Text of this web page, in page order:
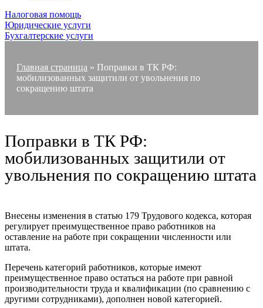
Налоговая помощь
Юридические услуги
Бухгалтерские услуги
Главная страница » Поправки в ТК РФ:
мобилизованных защитили от увольнения по
сокращению штата
Поправки в ТК РФ:
мобилизованных защитили от
увольнения по сокращению штата
Внесены изменения в статью 179 Трудового кодекса, которая
регулирует преимущественное право работников на
оставление на работе при сокращении численности или
штата.
Перечень категорий работников, которые имеют
преимущественное право остаться на работе при равной
производительности труда и квалификации (по сравнению с
другими сотрудниками), дополнен новой категорией.